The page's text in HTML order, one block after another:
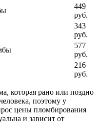
449
руб.
343
руб.
577
руб.
216
руб.
которая рано или поздно
поэтому у
цены пломбирования
и зависит от